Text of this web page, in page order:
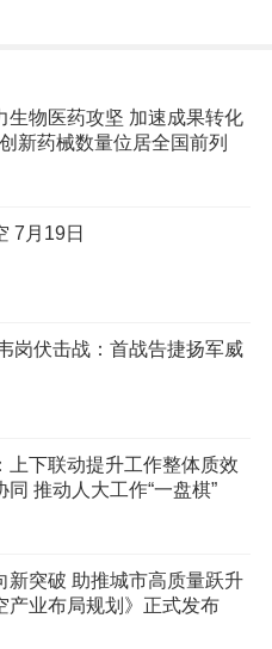
生物医药攻坚 加速成果转化
新药械数量位居全国前列
7月19日
岗伏击战：首战告捷扬军威
上下联动提升工作整体质效
同 推动人大工作“一盘棋”
新突破 助推城市高质量跃升
产业布局规划》正式发布